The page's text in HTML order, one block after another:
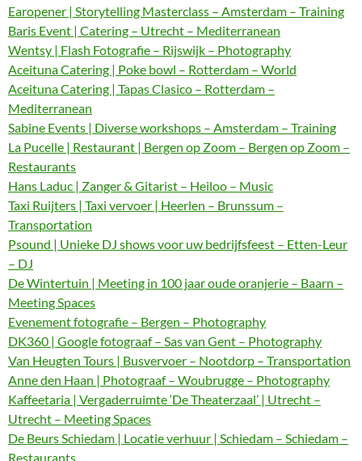
Earopener | Storytelling Masterclass – Amsterdam – Training
Baris Event | Catering – Utrecht – Mediterranean
Wentsy | Flash Fotografie – Rijswijk – Photography
Aceituna Catering | Poke bowl – Rotterdam – World
Aceituna Catering | Tapas Clasico – Rotterdam –
Mediterranean
Sabine Events | Diverse workshops – Amsterdam – Training
La Pucelle | Restaurant | Bergen op Zoom – Bergen op Zoom –
Restaurants
Hans Laduc | Zanger & Gitarist – Heiloo – Music
Taxi Ruijters | Taxi vervoer | Heerlen – Brunssum –
Transportation
Psound | Unieke DJ shows voor uw bedrijfsfeest – Etten-Leur
– DJ
De Wintertuin | Meeting in 100 jaar oude oranjerie – Baarn –
Meeting Spaces
Evenement fotografie – Bergen – Photography
DK360 | Google fotograaf – Sas van Gent – Photography
Van Heugten Tours | Busvervoer – Nootdorp – Transportation
Anne den Haan | Photograaf – Woubrugge – Photography
Kaffeetaria | Vergaderruimte ‘De Theaterzaal’ | Utrecht –
Utrecht – Meeting Spaces
De Beurs Schiedam | Locatie verhuur | Schiedam – Schiedam –
Restaurants